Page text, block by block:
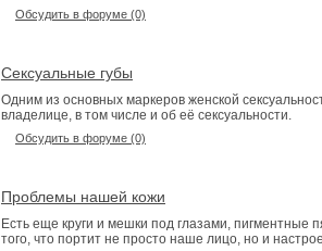
Обсудить в форуме (0)
Сексуальные губы
Одним из основных маркеров женской
владелице, в том числе и об её сексуальности.
Обсудить в форуме (0)
Проблемы нашей кожи
Есть еще круги и мешки под глазами, пигментные
того, что портит не просто наше лицо, но и